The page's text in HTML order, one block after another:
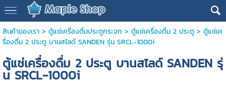
สินค้าของเรา> ตู้แช่เครื่องดื่มประตูกระจก > ตู้แช่เครื่องดื่ม 2 ประตู> ตู้แช่เค
รื่องดื่ม 2 ประตู บานสไลด์ SANDEN รุ่น SRCL-1000i
ตู้แช่เครื่องดื่ม 2 ประตู บานสไลด์ SANDEN รุ่
น SRCL-1000i